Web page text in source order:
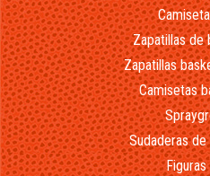
Zapatillas de
Zapatillas
Camisetas
Sudaderas